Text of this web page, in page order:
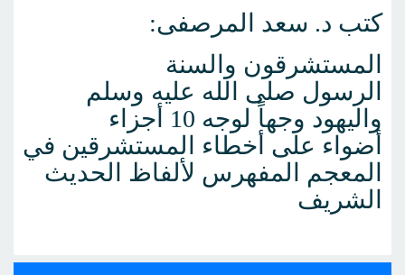
كتب د. سعد المرصفى:
المستشرقون والسنة
الرسول صلى الله عليه وسلم
واليهود وجهاً لوجه 10 أجزاء
أضواء على أخطاء المستشرقين في
المعجم المفهرس لألفاظ الحديث
الشريف